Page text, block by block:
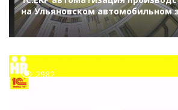
на Ульяновском автомобильном
2982